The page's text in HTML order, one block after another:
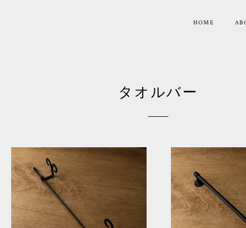
HOME
タオルバー